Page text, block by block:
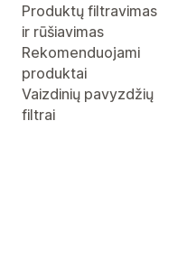
Produktų filtravimas
ir rūšiavimas
Rekomenduojami
produktai
Vaizdinių pavyzdžių
filtrai